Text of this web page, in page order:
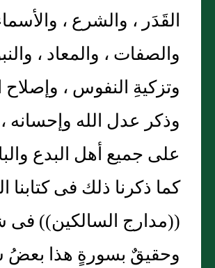
القَدَر ، والشرع ،
والصفات ، والمعاد ،
وتزكيةِ النفوس ، وإصلاح
وذكر عدل الله وإحسانه
على جميع أهل البدع
كما ذكرنا ذلك فى كتابنا
((مدارج السالكين)) فى
وحقيقٌ بسورةٍ هذا بعضُ